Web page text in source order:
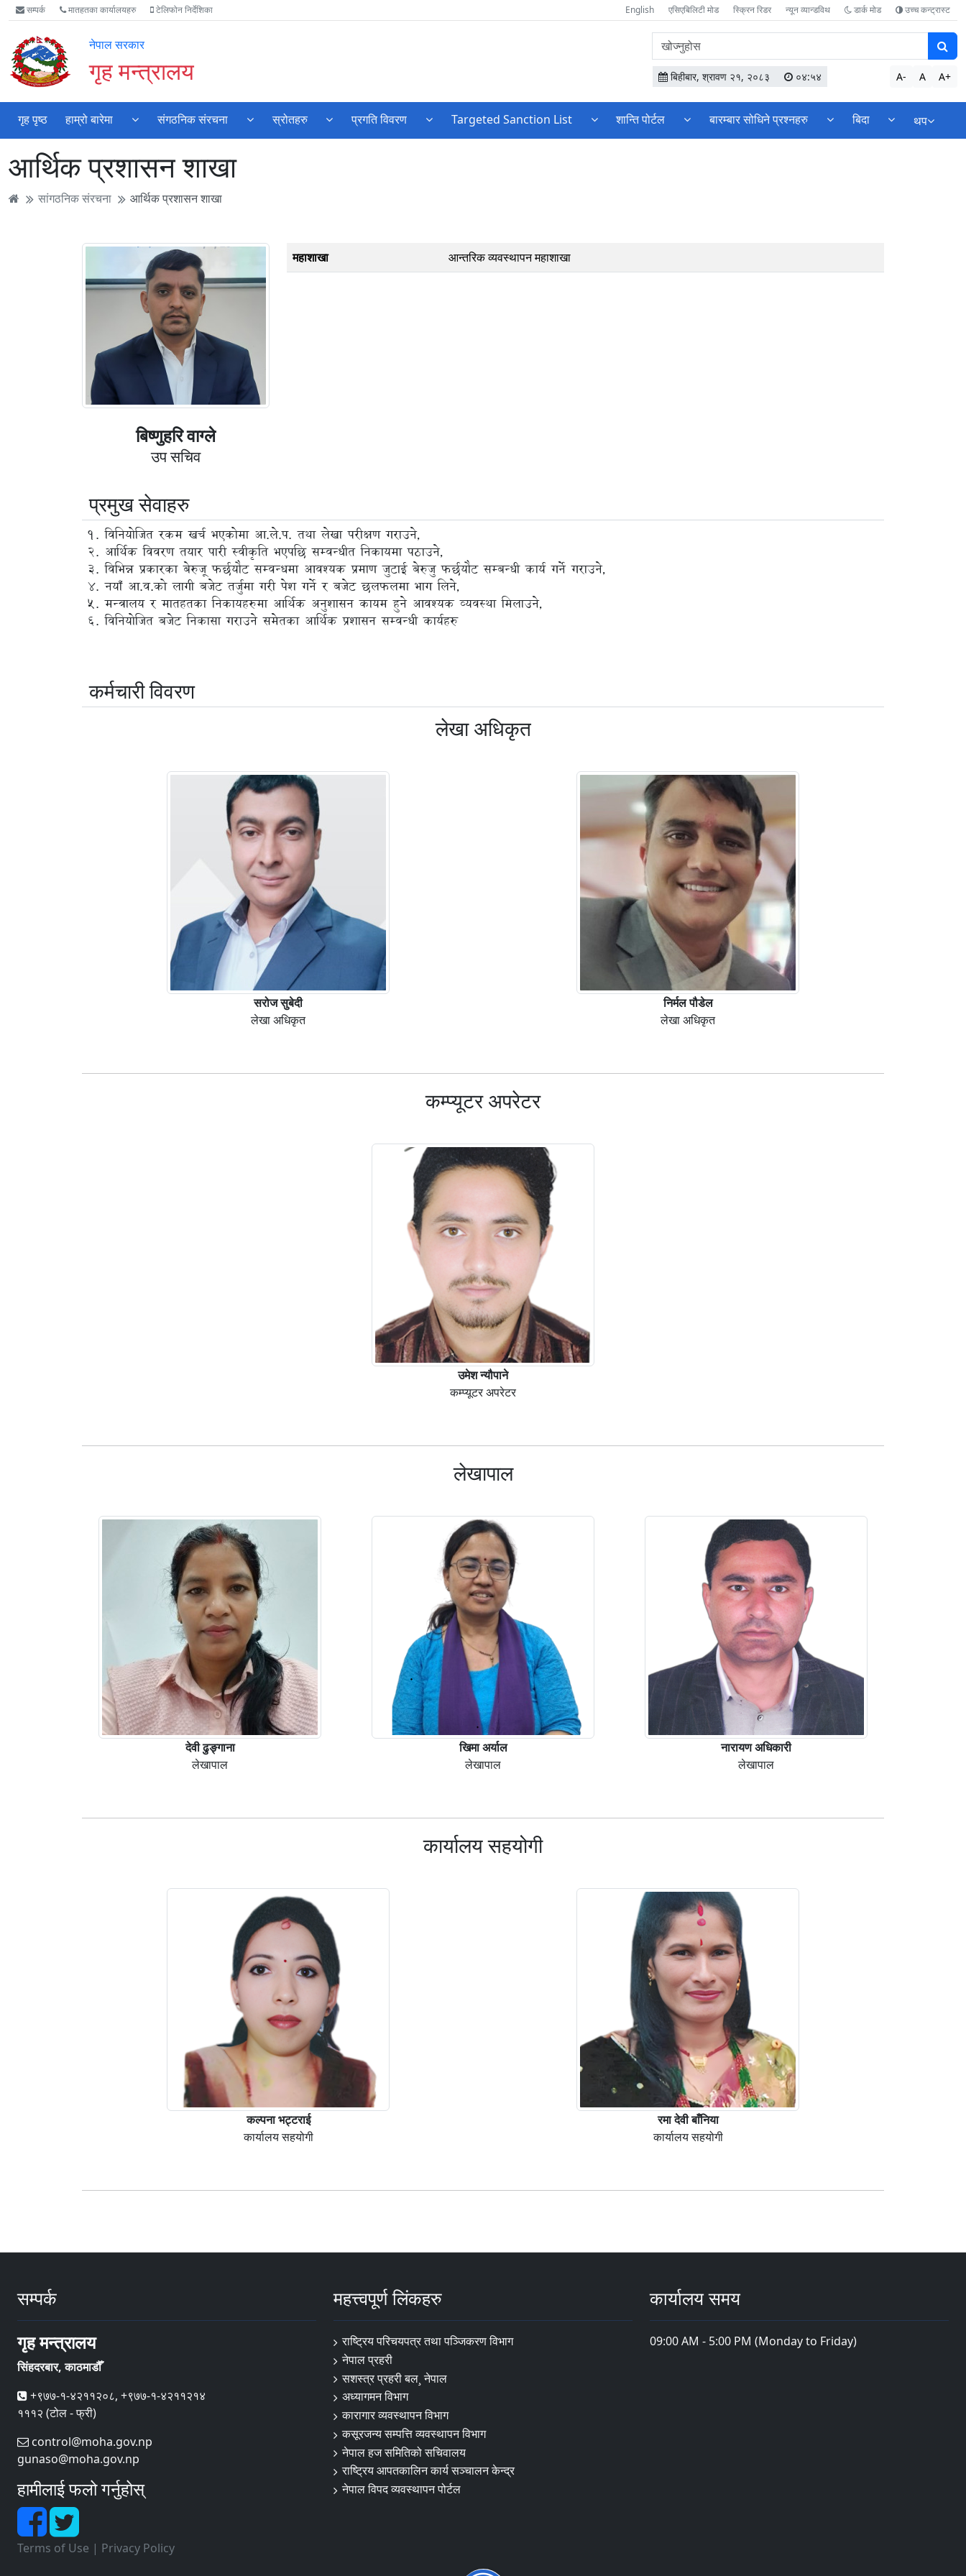
Accessibility
Mode
गर्नुहोस्
मुख्य
सामाग्री
पढ्नुहाेस्
मुख्य
नेभिगेसन
पढ्नुहाेस्
वेबसाइट
खोजमा
जानुहोस्
सम्पर्क मातहतका कार्यालयहरु टेलिफोन निर्देशिका English एसिएबिलिटी मोड स्क्रिन रिडर न्यून व्यान्डविथ डार्क मोड उच्च कन्ट्रास्ट
नेपाल सरकार
गृह मन्त्रालय
वेबसाइटमा
सामग्री
खोज्नुहोस
बिहीबार, श्रावण २१, २०८३ ०४:५४ A- A A+
गृह पृष्ठ हाम्रो बारेमा संगठनिक संरचना स्रोतहरु प्रगति विवरण Targeted Sanction List शान्ति पोर्टल बारम्बार सोधिने प्रश्नहरु बिदा थप
आर्थिक प्रशासन शाखा
सांगठनिक संरचना आर्थिक प्रशासन शाखा
बिष्णुहरि वाग्ले
उप सचिव
महाशाखा आन्तरिक व्यवस्थापन महाशाखा
प्रमुख सेवाहरु
विनियोजित रकम खर्च भएकोमा आ.ले.प. तथा लेखा परीक्षण गराउने,
आर्थिक विवरण तयार पारी स्वीकृति भएपछि सम्वन्धीत निकायमा पठाउने,
विभिन्न प्रकारका बेरुजू फर्छयौट सम्वन्धमा आवश्यक प्रमाण जुटाई बेरुजु फर्छयौट सम्बन्धी कार्य गर्ने गराउने,
नयाँ आ.व.को लागी बजेट तर्जुमा गरी पेश गर्ने र बजेट छलफलमा भाग लिने,
मन्त्रालय र मातहतका निकायहरुमा आर्थिक अनुशासन कायम हुने आवश्यक व्यवस्था मिलाउने,
विनियोजित बजेट निकासा गराउने समेतका आर्थिक प्रशासन सम्वन्धी कार्यहरु
कर्मचारी विवरण
लेखा अधिकृत
सरोज सुबेदी
लेखा अधिकृत
निर्मल पौडेल
लेखा अधिकृत
कम्प्यूटर अपरेटर
उमेश न्यौपाने
कम्प्यूटर अपरेटर
लेखापाल
देवी ढुङ्गाना
लेखापाल
खिमा अर्याल
लेखापाल
नारायण ‍अधिकारी
लेखापाल
कार्यालय सहयोगी
कल्पना भट्टराई
कार्यालय सहयोगी
रमा देवी बाँनिया
कार्यालय सहयोगी
सम्पर्क
गृह मन्त्रालय
सिंहदरबार, काठमाडौँ
+९७७-१-४२११२०८, +९७७-१-४२११२१४
१११२ (टोल - फ्री)
control@moha.gov.np
gunaso@moha.gov.np
हामीलाई फलो गर्नुहोस्
Terms of Use | Privacy Policy
महत्त्वपूर्ण लिंकहरु
राष्ट्रिय परिचयपत्र तथा पञ्‍जिकरण विभाग
नेपाल प्रहरी
सशस्त्र प्रहरी बल¸ नेपाल
अध्यागमन विभाग
कारागार व्यवस्थापन विभाग
कसूरजन्य सम्पत्ति व्यवस्थापन विभाग
नेपाल हज समितिको सचिवालय
राष्ट्रिय आपतकालिन कार्य सञ्चालन केन्द्र
नेपाल विपद व्यवस्थापन पोर्टल
कार्यालय समय
09:00 AM - 5:00 PM (Monday to Friday)